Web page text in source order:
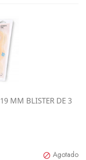
MM BLISTER DE 3
 Agotado